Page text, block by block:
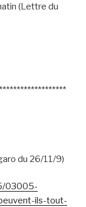
(Lettre du
du 26/11/9)
03005-
ils-tout-